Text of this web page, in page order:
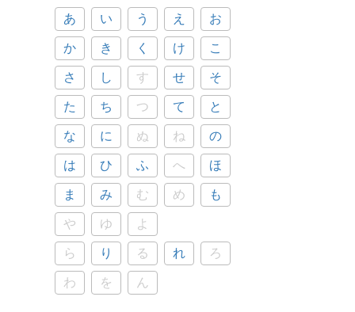
あ い う え お
か き く け こ
さ し す せ そ
た ち つ て と
な に ぬ ね の
は ひ ふ へ ほ
ま み む め も
や ゆ よ
ら り る れ ろ
わ を ん